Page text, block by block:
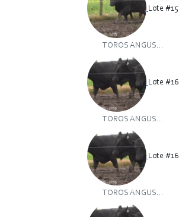
Lote #15
TOROS ANGUS...
Lote #16
TOROS ANGUS...
Lote #16
TOROS ANGUS...